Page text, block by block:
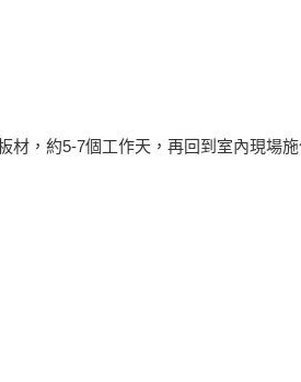
，約5-7個工作天，再回到室內現場施